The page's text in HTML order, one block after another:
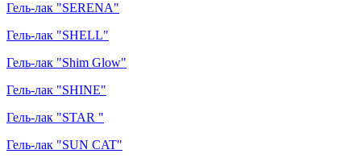
Гель-лак "SERENA"
Гель-лак "SHELL"
Гель-лак "Shim Glow"
Гель-лак "SHINE"
Гель-лак "STAR "
Гель-лак "SUN CAT"